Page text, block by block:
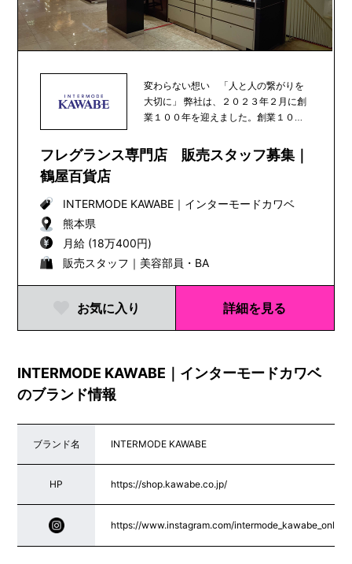
変わらない想い 「人と人の繋がりを
大切に」 弊社は、２０２３年２月に創
業１００年を迎えました。創業１００
フレグランス専門店 販売スタッフ募集｜
鶴屋百貨店
INTERMODE KAWABE｜ インターモードカワベ
熊本県
月給 (18万400円)
販売スタッフ｜美容部員・BA
お気に入り 詳細を見る
INTERMODE KAWABE｜インターモードカワベ
のブランド情報
ブランド名 INTERMODE KAWABE
HP https://shop.kawabe.co.jp/
https://www.instagram.com/